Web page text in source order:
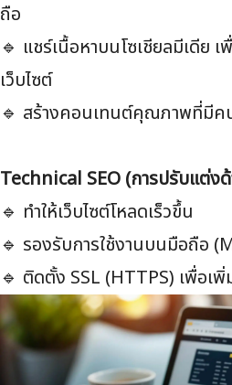
ถือ
🔹 แชร์เนื้อหาบนโซเชียลมีเดีย
เว็บไซต์
🔹 สร้างคอนเทนต์คุณภาพที่มีค
Technical SEO (การปรับแต่ง
🔹 ทำให้เว็บไซต์โหลดเร็วขึ้น
🔹 รองรับการใช้งานบนมือถือ
🔹 ติดตั้ง SSL (HTTPS) เพื่อเ